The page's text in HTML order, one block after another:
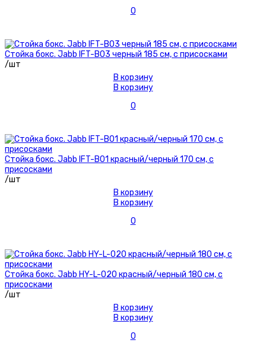
0
Стойка бокс. Jabb IFT-B03 черный 185 см, с присосками
/шт
В корзину
В корзину
0
Стойка бокс. Jabb IFT-B01 красный/черный 170 см, с
присосками
/шт
В корзину
В корзину
0
Стойка бокс. Jabb HY-L-020 красный/черный 180 см, с
присосками
/шт
В корзину
В корзину
0